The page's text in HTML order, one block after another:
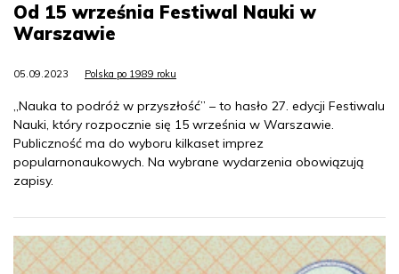
Od 15 września Festiwal Nauki w
Warszawie
05.09.2023 Polska po 1989 roku
„Nauka to podróż w przyszłość” – to hasło 27. edycji Festiwalu
Nauki, który rozpocznie się 15 września w Warszawie.
Publiczność ma do wyboru kilkaset imprez
popularnonaukowych. Na wybrane wydarzenia obowiązują
zapisy.